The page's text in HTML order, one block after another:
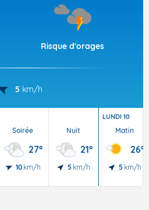
Risque d'orages
5 km/h
Soirée
27°
10 km/h
Nuit
21°
5 km/h
LUNDI 10
Matin
26°
5 km/h